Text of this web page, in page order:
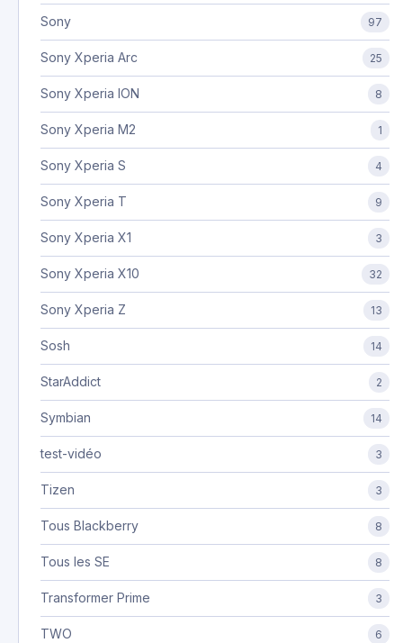
Sony 97
Sony Xperia Arc 25
Sony Xperia ION 8
Sony Xperia M2 1
Sony Xperia S 4
Sony Xperia T 9
Sony Xperia X1 3
Sony Xperia X10 32
Sony Xperia Z 13
Sosh 14
StarAddict 2
Symbian 14
test-vidéo 3
Tizen 3
Tous Blackberry 8
Tous les SE 8
Transformer Prime 3
TWO 6